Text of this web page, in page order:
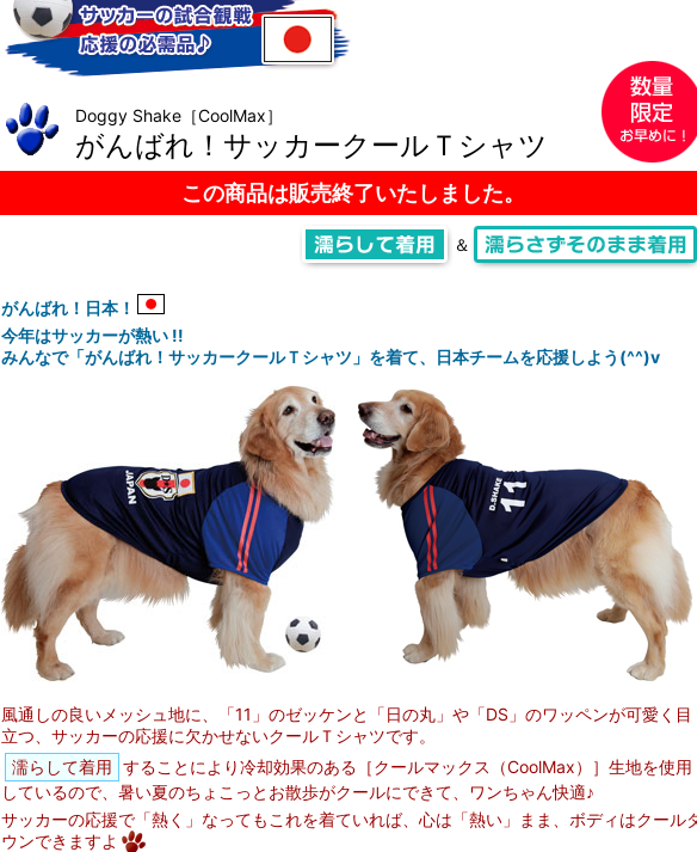
Doggy Shake［CoolMax］
がんばれ！サッカークールＴシャツ
この商品は販売終了いたしました。
＆
がんばれ！日本！
今年はサッカーが熱い !!
みんなで「がんばれ！サッカークールＴシャツ」を着て、日本チームを応援しよう(^^)v
風通しの良いメッシュ地に、「11」のゼッケンと「日の丸」や「DS」のワッペンが可愛く目
立つ、サッカーの応援に欠かせないクールＴシャツです。
濡らして着用 することにより冷却効果のある［クールマックス（CoolMax）］生地を使用
しているので、暑い夏のちょこっとお散歩がクールにできて、ワンちゃん快適♪
サッカーの応援で「熱く」なってもこれを着ていれば、心は「熱い」まま、ボディはクール
ウンできますよ